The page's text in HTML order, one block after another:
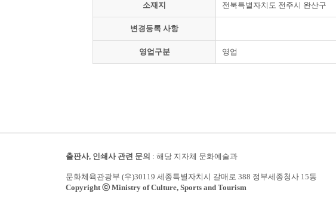
소재지 전북특별자치도 전주시 완산구
변경등록 사항
영업구분 영업
출판사, 인쇄사 관련 문의 : 해당 지자체 문화예술과
문화체육관광부 (우)30119 세종특별자치시 갈매로 388 정부세종청사 15동
Copyright ⓒ Ministry of Culture, Sports and Tourism